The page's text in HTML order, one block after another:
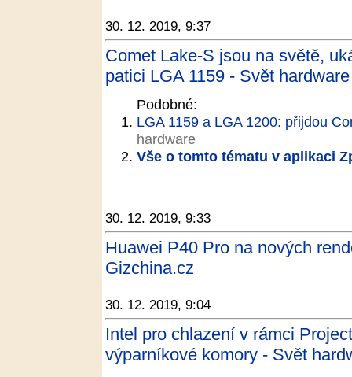
30. 12. 2019, 9:37
Comet Lake-S jsou na světě,
patici LGA 1159 - Svět hardware
Podobné:
LGA 1159 a LGA 1200: přijdou
hardware
Vše o tomto tématu v aplikaci
30. 12. 2019, 9:33
Huawei P40 Pro na nových
Gizchina.cz
30. 12. 2019, 9:04
Intel pro chlazení v rámci
výparníkové komory - Svět